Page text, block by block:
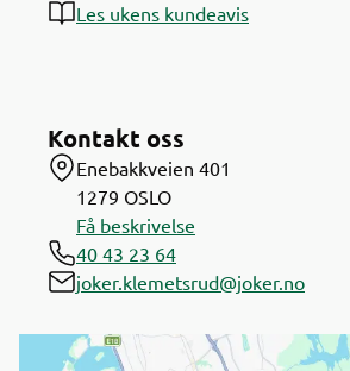
Les ukens kundeavis
Kontakt oss
Enebakkveien 401
1279 OSLO
Få beskrivelse
40 43 23 64
joker.klemetsrud@joker.no